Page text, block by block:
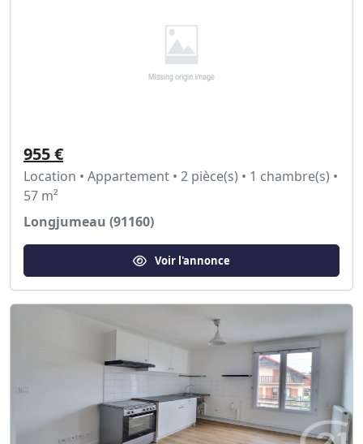
955 €
Location • Appartement • 2 pièce(s) • 1 chambre(s) •
57 m²
Longjumeau (91160)
Voir l'annonce